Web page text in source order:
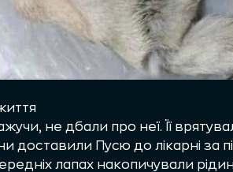
не дбали про неї. Її
Пусю до лікарні за
лапах накопичували